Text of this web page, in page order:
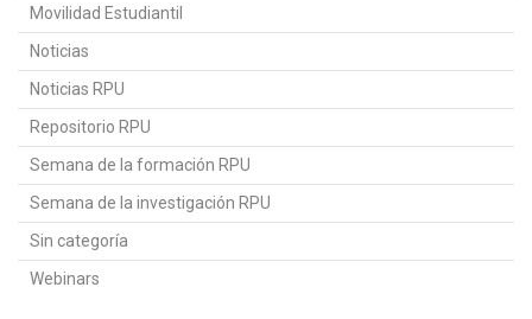
Movilidad Estudiantil
Noticias
Noticias RPU
Repositorio RPU
Semana de la formación RPU
Semana de la investigación RPU
Sin categoría
Webinars